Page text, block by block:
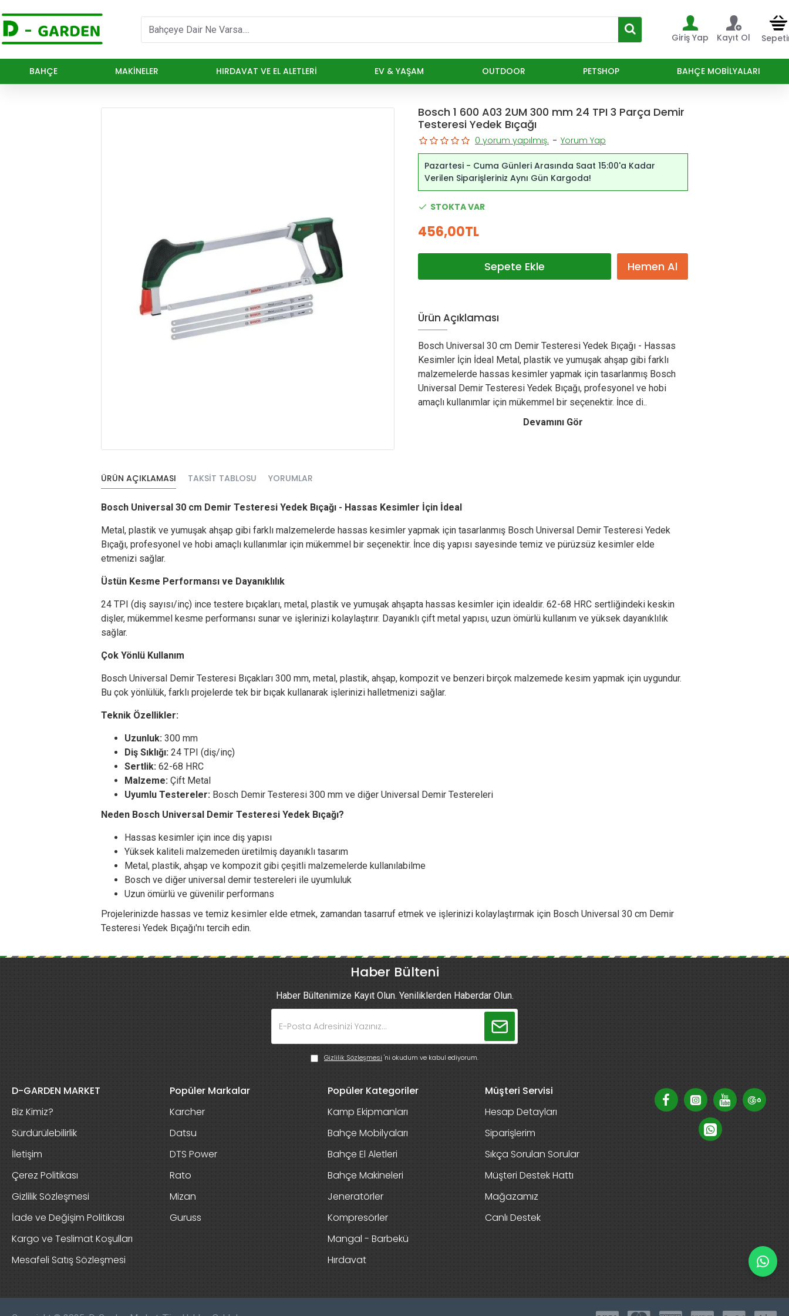
Giriş Yap Kayıt Ol
BAHÇE MAKINELER HIRDAVAT VE EL ALETLERI EV & YAŞAM OUTDOOR PETSHOP BAHÇE MOBILYALARI
Bosch 1 600 A03 2UM 300 mm 24 TPI 3 Parça Demir
Testeresi Yedek Bıçağı
Pazartesi - Cuma Günleri Arasında Saat 15:00'a Kadar
Verilen Siparişleriniz Aynı Gün Kargoda!
STOKTA VAR
0 yorum yapılmış. - Yorum Yap
456,00TL
Sepete Ekle Hemen Al
Ürün Açıklaması
Bosch Universal 30 cm Demir Testeresi Yedek Bıçağı - Hassas
Kesimler İçin İdeal Metal, plastik ve yumuşak ahşap gibi farklı
malzemelerde hassas kesimler yapmak için tasarlanmış Bosch
Universal Demir Testeresi Yedek Bıçağı, profesyonel ve hobi
amaçlı kullanımlar için mükemmel bir seçenektir. İnce di..
Devamını Gör
ÜRÜN AÇIKLAMASI TAKSIT TABLOSU YORUMLAR
Bosch Universal 30 cm Demir Testeresi Yedek Bıçağı - Hassas Kesimler İçin İdeal
Metal, plastik ve yumuşak ahşap gibi farklı malzemelerde hassas kesimler yapmak için tasarlanmış Bosch Universal Demir Testeresi Yedek
Bıçağı, profesyonel ve hobi amaçlı kullanımlar için mükemmel bir seçenektir. İnce diş yapısı sayesinde temiz ve pürüzsüz kesimler elde
etmenizi sağlar.
Üstün Kesme Performansı ve Dayanıklılık
24 TPI (diş sayısı/inç) ince testere bıçakları, metal, plastik ve yumuşak ahşapta hassas kesimler için idealdir. 62-68 HRC sertliğindeki keskin
dişler, mükemmel kesme performansı sunar ve işlerinizi kolaylaştırır. Dayanıklı çift metal yapısı, uzun ömürlü kullanım ve yüksek dayanıklılık
sağlar.
Çok Yönlü Kullanım
Bosch Universal Demir Testeresi Bıçakları 300 mm, metal, plastik, ahşap, kompozit ve benzeri birçok malzemede kesim yapmak için uygundur.
Bu çok yönlülük, farklı projelerde tek bir bıçak kullanarak işlerinizi halletmenizi sağlar.
Teknik Özellikler:
Uzunluk: 300 mm
Diş Sıklığı: 24 TPI (diş/inç)
Sertlik: 62-68 HRC
Malzeme: Çift Metal
Uyumlu Testereler: Bosch Demir Testeresi 300 mm ve diğer Universal Demir Testereleri
Neden Bosch Universal Demir Testeresi Yedek Bıçağı?
Hassas kesimler için ince diş yapısı
Yüksek kaliteli malzemeden üretilmiş dayanıklı tasarım
Metal, plastik, ahşap ve kompozit gibi çeşitli malzemelerde kullanılabilme
Bosch ve diğer universal demir testereleri ile uyumluluk
Uzun ömürlü ve güvenilir performans
Projelerinizde hassas ve temiz kesimler elde etmek, zamandan tasarruf etmek ve işlerinizi kolaylaştırmak için Bosch Universal 30 cm Demir
Testeresi Yedek Bıçağı'nı tercih edin.
Haber Bülteni
Haber Bültenimize Kayıt Olun. Yeniliklerden Haberdar Olun.
Gizlilik Sözleşmesi 'ni okudum ve kabul ediyorum.
D-GARDEN MARKET
Biz Kimiz?
Sürdürülebilirlik
İletişim
Çerez Politikası
Gizlilik Sözleşmesi
İade ve Değişim Politikası
Kargo ve Teslimat Koşulları
Mesafeli Satış Sözleşmesi
Popüler Markalar
Karcher
Datsu
DTS Power
Rato
Mizan
Guruss
Popüler Kategoriler
Kamp Ekipmanları
Bahçe Mobilyaları
Bahçe El Aletleri
Bahçe Makineleri
Jeneratörler
Kompresörler
Mangal - Barbekü
Hırdavat
Müşteri Servisi
Hesap Detayları
Siparişlerim
Sıkça Sorulan Sorular
Müşteri Destek Hattı
Mağazamız
Canlı Destek